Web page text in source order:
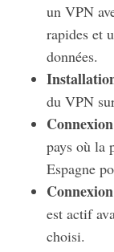
un VPN
rapides et
données.
du VPN
pays où la
Espagne
est actif
choisi.